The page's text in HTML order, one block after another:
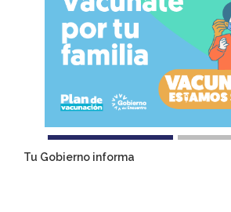
Tu Gobierno informa